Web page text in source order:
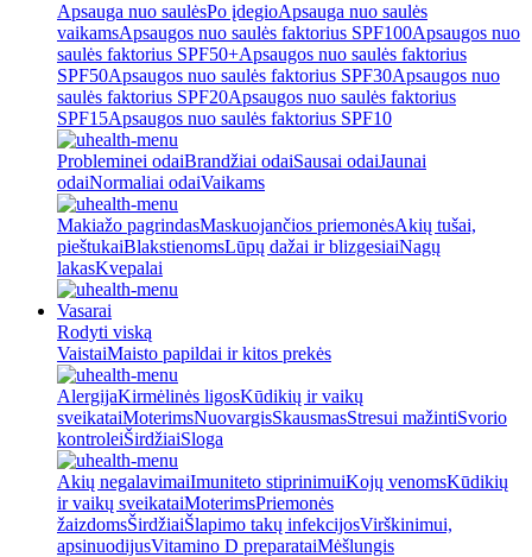
Apsauga nuo saulėsPo įdegioApsauga nuo saulės
vaikamsApsaugos nuo saulės faktorius SPF100Apsaugos nuo
saulės faktorius SPF50+Apsaugos nuo saulės faktorius
SPF50Apsaugos nuo saulės faktorius SPF30Apsaugos nuo
saulės faktorius SPF20Apsaugos nuo saulės faktorius
SPF15Apsaugos nuo saulės faktorius SPF10
Probleminei odaiBrandžiai odaiSausai odaiJaunai
odaiNormaliai odaiVaikams
Makiažo pagrindasMaskuojančios priemonėsAkių tušai,
pieštukaiBlakstienomsLūpų dažai ir blizgesiaiNagų
lakasKvepalai
Vasarai
Rodyti viską
VaistaiMaisto papildai ir kitos prekės
AlergijaKirmėlinės ligosKūdikių ir vaikų
sveikataiMoterimsNuovargisSkausmasStresui mažintiSvorio
kontroleiŠirdžiaiSloga
Akių negalavimaiImuniteto stiprinimuiKojų venomsKūdikių
ir vaikų sveikataiMoterimsPriemonės
žaizdomsŠirdžiaiŠlapimo takų infekcijosVirškinimui,
apsinuodijusVitamino D preparataiMėšlungis